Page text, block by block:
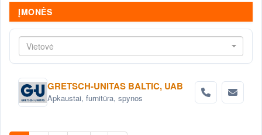
ĮMONĖS
Vietovė
GRETSCH-UNITAS BALTIC, UAB
Apkaustai, furnitūra, spynos